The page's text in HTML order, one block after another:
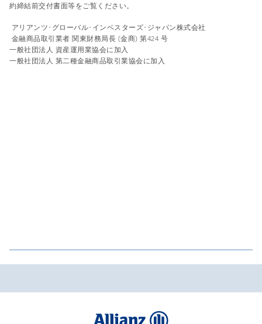
約締結前交付書面等をご覧ください。
アリアンツ･グローバル･インベスターズ･ジャパン株式会社
金融商品取引業者 関東財務局長 (金商) 第424 号
一般社団法人 資産運用業協会に加入
一般社団法人 第二種金融商品取引業協会に加入